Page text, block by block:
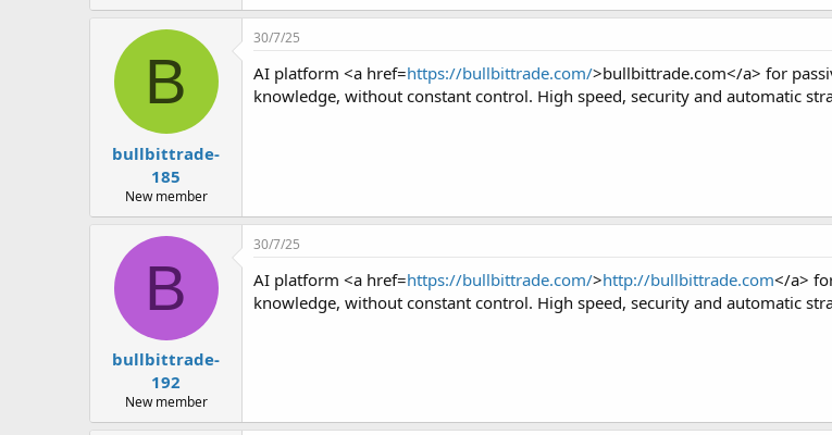
B
bullbittrade-
185
New member
30/7/25
AI platform <a href=https://bullbittrade.com/>bullbittrade.com</a> for
knowledge, without constant control. High speed, security and automatic
B
bullbittrade-
192
New member
30/7/25
AI platform <a href=https://bullbittrade.com/>http://bullbittrade.com</a>
knowledge, without constant control. High speed, security and automatic